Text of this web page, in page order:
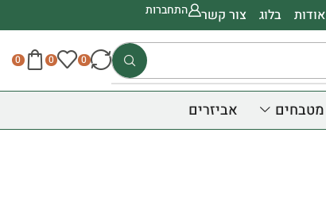
אודות בלוג צור קשר התחברות
0
0
0
מטבחים אביזרים